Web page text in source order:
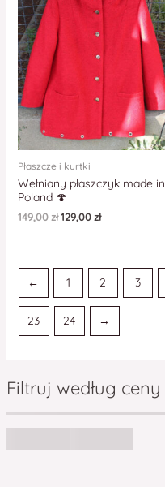
Filtruj według ceny
Płaszcze i kurtki
Wełniany płaszczyk made in
Poland 🍄
149,00zł 129,00zł
← 1 2 3
23 24 →